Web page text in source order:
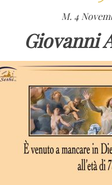
M. 4
Giovanni